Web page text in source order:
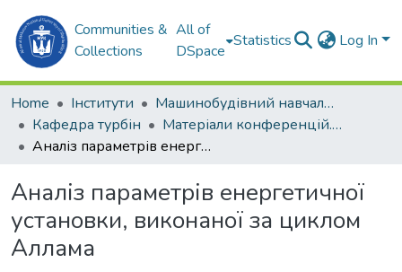
Communities &
Collections
All of
DSpace
Statistics Log In
Home Інститути
Машинобудівний навчально-науковий інститут (МННІ)
Кафедра турбін
Матеріали конференцій. Кафедра турбін.
Аналіз параметрів енергетичної установки, виконаної за циклом Аллама
Аналіз параметрів енергетичної
установки, виконаної за циклом
Аллама